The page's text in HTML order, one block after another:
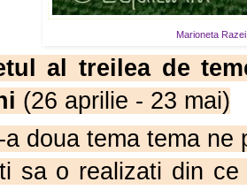
Marioneta
al treilea de
(26 aprilie - 23 mai)
a doua tema tema
sa o realizati din